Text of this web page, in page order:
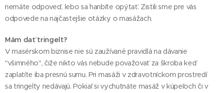
nemáte odpoveď, lebo sa hanbíte opýtať. Zistili sme pre vás
odpovede na najčastejšie otázky o masážach.
Mám dať tringelt?
V masérskom biznise nie sú zaužívané pravidlá na dávanie
"všimného", čiže nikto vás nebude považovať za škroba keď
zaplatíte iba presnú sumu. Pri masáži v zdravotníckom prostredí
sa tringelty nedávajú. Pokiaľ si vychutnáte masáž v kúpeľoch či v